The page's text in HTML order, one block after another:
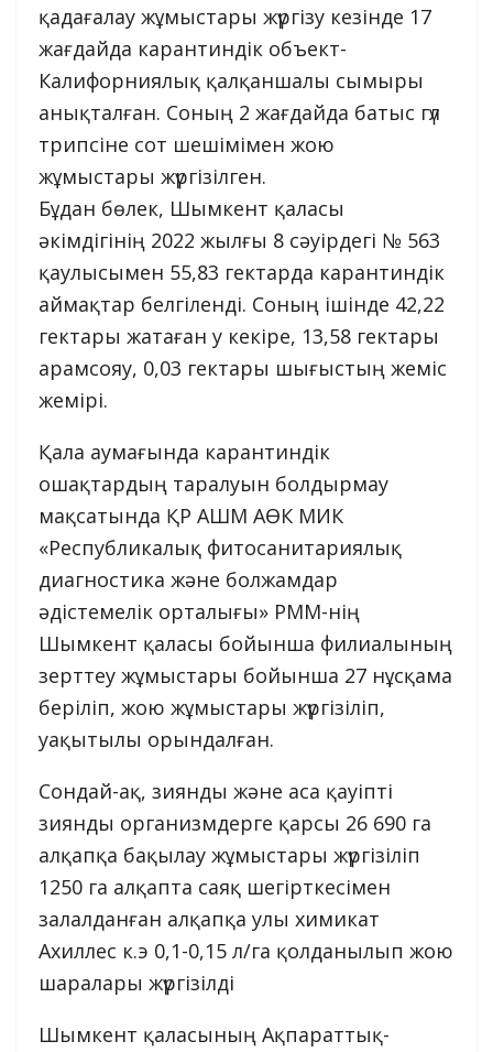
қадағалау жұмыстары жүргізу кезінде 17
жағдайда карантиндік объект-
Калифорниялық қалқаншалы сымыры
анықталған. Соның 2 жағдайда батыс гүл
трипсіне сот шешімімен жою
жұмыстары жүргізілген.
Бұдан бөлек, Шымкент қаласы
әкімдігінің 2022 жылғы 8 сәуірдегі № 563
қаулысымен 55,83 гектарда карантиндік
аймақтар белгіленді. Соның ішінде 42,22
гектары жатаған у кекіре, 13,58 гектары
арамсояу, 0,03 гектары шығыстың жеміс
жемірі.
Қала аумағында карантиндік
ошақтардың таралуын болдырмау
мақсатында ҚР АШМ АӨК МИК
«Республикалық фитосанитариялық
диагностика және болжамдар
әдістемелік орталығы» РММ-нің
Шымкент қаласы бойынша филиалының
зерттеу жұмыстары бойынша 27 нұсқама
беріліп, жою жұмыстары жүргізіліп,
уақытылы орындалған.
Сондай-ақ, зиянды және аса қауіпті
зиянды организмдерге қарсы 26 690 га
алқапқа бақылау жұмыстары жүргізіліп
1250 га алқапта саяқ шегірткесімен
залалданған алқапқа улы химикат
Ахиллес к.э 0,1-0,15 л/га қолданылып жою
шаралары жүргізілді
Шымкент қаласының Ақпараттық-